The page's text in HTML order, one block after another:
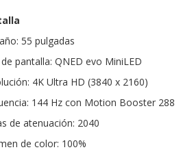
55 pulgadas
pantalla: QNED evo MiniLED
4K Ultra HD (3840 x 2160)
144 Hz con Motion Booster 288
de atenuación: 2040
de color: 100%